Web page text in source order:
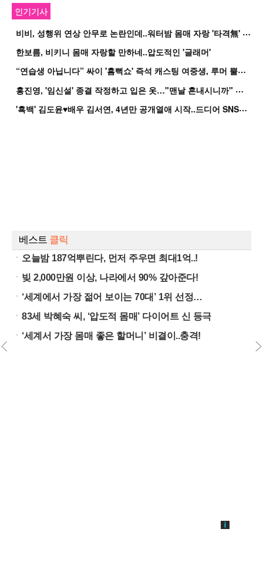
인기기사
비
비, 성행위 연상 안무로 논란인데..워터밤 몸매 자랑 '타격無' 근황
한보름, 비키니 몸매 자랑할 만하네..압도적인 '글래머'
“
연습생 아닙니다” 싸이 '흠뻑쇼' 즉석 캐스팅 여중생, 루머 뿔났다[Oh!쎈 이...
홍
진영, '임신설' 종결 작정하고 입은 옷…"맨날 혼내시니까" 억울
'
흑백' 김도윤♥배우 김서연, 4년만 공개열애 시작..드디어 SNS에 노출 [핫피...